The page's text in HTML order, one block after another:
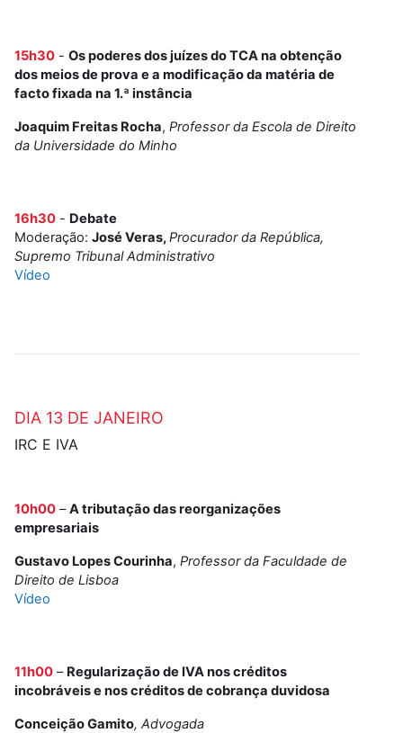
15h30 - Os poderes dos juízes do TCA na obtenção
dos meios de prova e a modificação da matéria de
facto fixada na 1.ª instância
Joaquim Freitas Rocha, Professor da Escola de Direito
da Universidade do Minho
16h30 - Debate
Moderação: José Veras,Procurador da República,
Supremo Tribunal Administrativo
Vídeo
DIA 13 DE JANEIRO
IRC E IVA
10h00 –A tributação das reorganizações
empresariais
Gustavo Lopes Courinha, Professor da Faculdade de
Direito de Lisboa
Vídeo
11h00 – Regularização de IVA nos créditos
incobráveis e nos créditos de cobrança duvidosa
Conceição Gamito, Advogada